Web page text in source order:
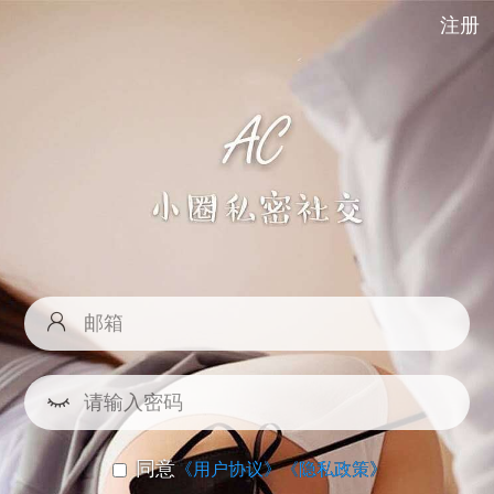
注册
同意《用户协议》《隐私政策》